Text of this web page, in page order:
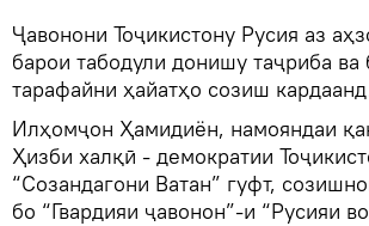
Ҷавонони Тоҷикистону Русия аз
барои табодули донишу таҷриба ва
тарафайни ҳайатҳо созиш
Илҳомҷон Ҳамидиён, намояндаи
Ҳизби халқӣ - демократии
“Созандагони Ватан” гуфт,
бо “Гвардияи ҷавонон”-и “Русияи